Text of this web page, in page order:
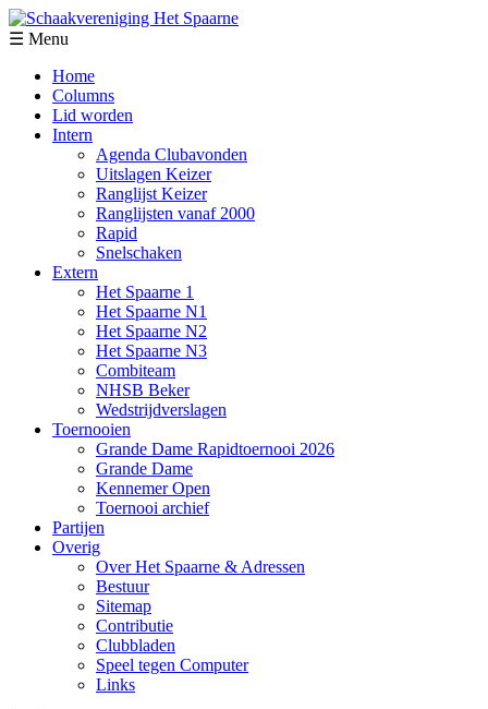
☰ Menu
Home
Columns
Lid worden
Intern
Agenda Clubavonden
Uitslagen Keizer
Ranglijst Keizer
Ranglijsten vanaf 2000
Rapid
Snelschaken
Extern
Het Spaarne 1
Het Spaarne N1
Het Spaarne N2
Het Spaarne N3
Combiteam
NHSB Beker
Wedstrijdverslagen
Toernooien
Grande Dame Rapidtoernooi 2026
Grande Dame
Kennemer Open
Toernooi archief
Partijen
Overig
Over Het Spaarne & Adressen
Bestuur
Sitemap
Contributie
Clubbladen
Speel tegen Computer
Links